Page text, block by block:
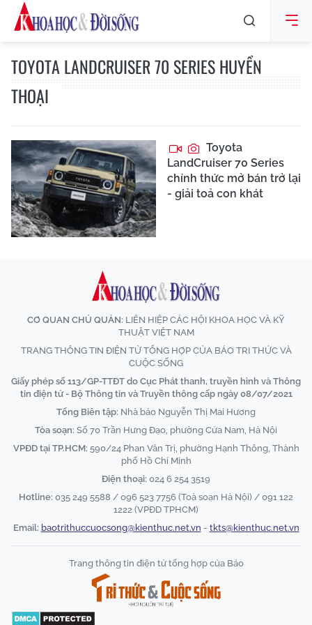
TOYOTA LANDCRUISER 70 SERIES HUYỀN
THOẠI
Toyota
LandCruiser 70 Series
chính thức mở bán trở lại
- giải toả con khát
CƠ QUAN CHỦ QUẢN: LIÊN HIỆP CÁC HỘI KHOA HỌC VÀ KỸ
THUẬT VIỆT NAM
TRANG THÔNG TIN ĐIỆN TỬ TỔNG HỢP CỦA BÁO TRI THỨC VÀ
CUỘC SỐNG
Giấy phép số 113/GP-TTĐT do Cục Phát thanh, truyền hình và Thông
tin điện tử - Bộ Thông tin và Truyền thông cấp ngày 08/07/2021
Tổng Biên tập: Nhà báo Nguyễn Thị Mai Hương
Tòa soạn: Số 70 Trần Hưng Đạo, phường Cửa Nam, Hà Nội
VPĐD tại TP.HCM: 590/24 Phan Văn Trị, phường Hạnh Thông, Thành
phố Hồ Chí Minh
Điện thoại: 024 6 254 3519
Hotline: 035 249 5588 / 096 523 7756 (Toà soạn Hà Nội) / 091 122
1222 (VPĐD TPHCM)
Email: baotrithuccuocsong@kienthuc.net.vn - tkts@kienthuc.net.vn
Trang thông tin điện tử tổng hợp của Báo